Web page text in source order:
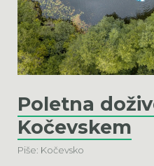
Poletna
Kočevskem
Piše: Kočevsko